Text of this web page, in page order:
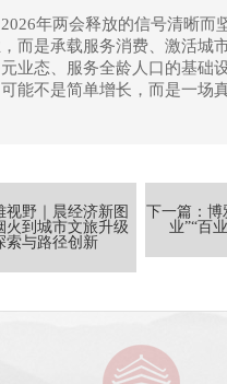
年两会释放的信号清晰而
而是承载服务消费、激活城
业态、服务全龄人口的基础
能不是简单增长，而是一场
视野｜晨经济新图
火到城市文旅升级
索与路径创新
下一篇：博
业”“百